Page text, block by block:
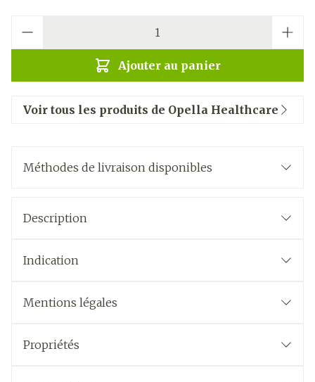
Ajouter au panier
Voir tous les produits de Opella Healthcare
Méthodes de livraison disponibles
Description
Indication
Mentions légales
Propriétés